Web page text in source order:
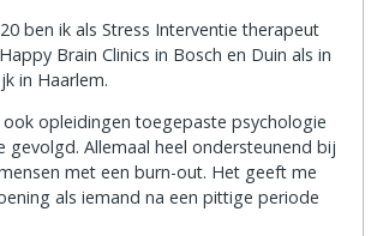
ben ik als Stress Interventie therapeut
Brain Clinics in Bosch en Duin als in
in Haarlem.
opleidingen toegepaste psychologie
gevolgd. Allemaal heel ondersteunend bij
met een burn-out. Het geeft me
als iemand na een pittige periode